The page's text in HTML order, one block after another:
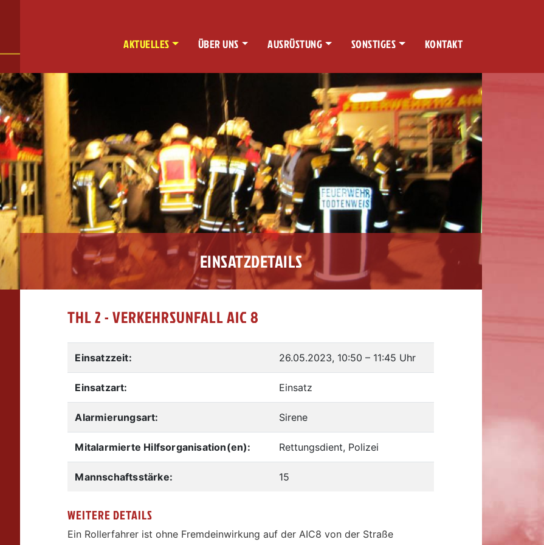
AKTUELLES ÜBER UNS AUSRÜSTUNG SONSTIGES KONTAKT
EINSATZDETAILS
THL 2 - VERKEHRSUNFALL AIC 8
Einsatzzeit: 26.05.2023, 10:50 – 11:45 Uhr
Einsatzart: Einsatz
Alarmierungsart: Sirene
Mitalarmierte Hilfsorganisation(en): Rettungsdient, Polizei
Mannschaftsstärke: 15
WEITERE DETAILS
Ein Rollerfahrer ist ohne Fremdeinwirkung auf der AIC8 von der Straße